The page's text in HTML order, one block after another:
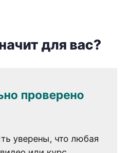
для вас?
проверено
уверены, что любая